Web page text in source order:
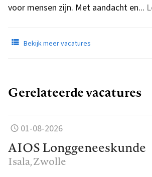
voor mensen zijn. Met aandacht en...
Bekijk meer vacatures
Gerelateerde vacatures
01-08-2026
AIOS Longgeneeskunde
Isala, Zwolle